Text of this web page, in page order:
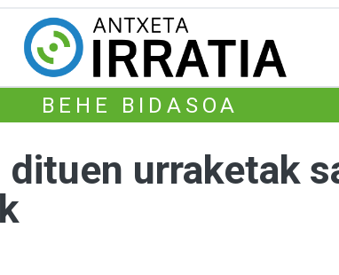
BEHE BIDASOA
urraketak